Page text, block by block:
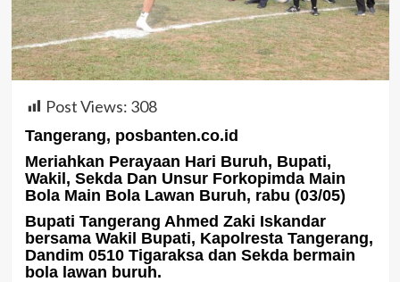
Post Views: 308
Tangerang, posbanten.co.id
Meriahkan Perayaan Hari Buruh, Bupati,
Wakil, Sekda Dan Unsur Forkopimda Main
Bola Main Bola Lawan Buruh, rabu (03/05)
Bupati Tangerang Ahmed Zaki Iskandar
bersama Wakil Bupati, Kapolresta Tangerang,
Dandim 0510 Tigaraksa dan Sekda bermain
bola lawan buruh.